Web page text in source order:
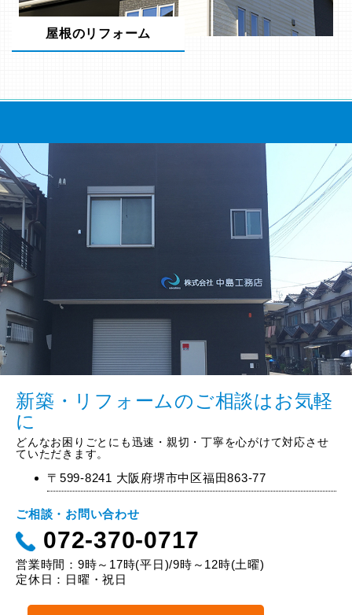
屋根のリフォーム
新築・リフォームのご相談はお気軽
に
どんなお困りごとにも迅速・親切・丁寧を心がけて対応させ
ていただきます。
〒599-8241 大阪府堺市中区福田863-77
ご相談・お問い合わせ
072-370-0717
営業時間：9時～17時(平日)/9時～12時(土曜)
定休日：日曜・祝日